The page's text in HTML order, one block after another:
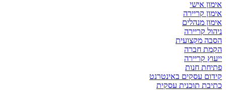
אימון אישי
אימון קריירה
אימון מנהלים
ניהול קריירה
הסבה מקצועית
הקמת חברה
ייעוץ קריירה
פתיחת חנות
קידום עסקים באינטרנט
כתיבת תוכנית עסקית